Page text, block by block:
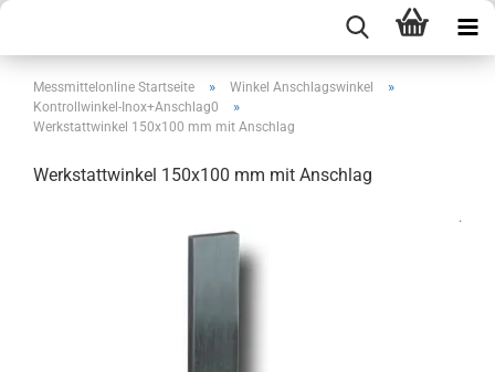
Messmittelonline Startseite » Winkel Anschlagswinkel »
Kontrollwinkel-Inox+Anschlag0 »
Werkstattwinkel 150x100 mm mit Anschlag
Werkstattwinkel 150x100 mm mit Anschlag
.